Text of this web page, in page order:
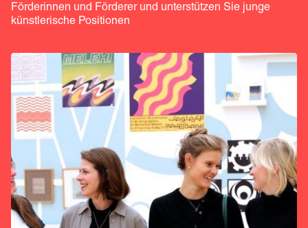
Förderinnen und Förderer und unterstützen Sie junge
künstlerische Positionen